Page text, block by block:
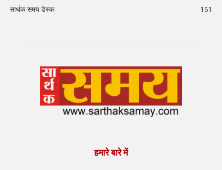
सार्थक समय डेस्क
151
हमारे बारे में